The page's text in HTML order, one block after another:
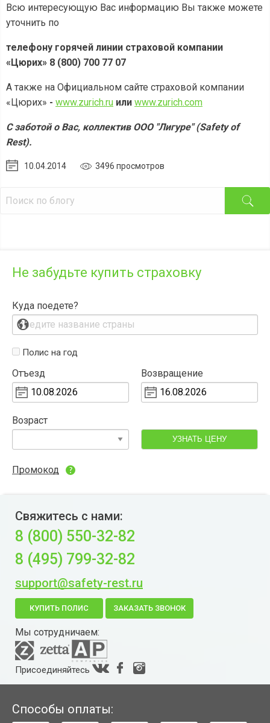
Всю интересующую Вас информацию Вы также можете
уточнить по
телефону горячей линии страховой компании
«Цюрих» 8 (800) 700 77 07
А также на Официальном сайте страховой компании
«Цюрих» - www.zurich.ru или www.zurich.com
С заботой о Вас, коллектив ООО "Лигуре" (Safety of
Rest).
10.04.2014 3496 просмотров
Не забудьте купить страховку
Куда поедете?
Полис на год
Отъезд Возвращение
Возраст
УЗНАТЬ ЦЕНУ
Промокод
Свяжитесь с нами:
8 (800) 550-32-82
8 (495) 799-32-82
support@safety-rest.ru
КУПИТЬ ПОЛИС ЗАКАЗАТЬ ЗВОНОК
Мы сотрудничаем:
Присоединяйтесь
Способы оплаты: